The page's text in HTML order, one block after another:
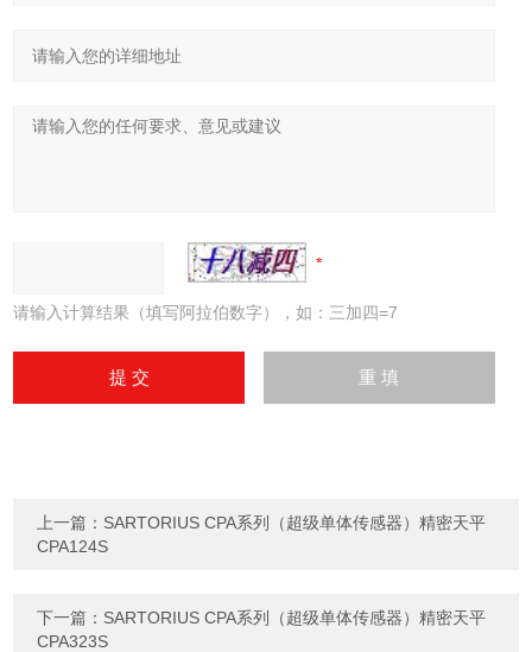
请输入计算结果（填写阿拉伯数字），如：三加四=7
上一篇： SARTORIUS CPA系列（超级单体传感器）精密天平
CPA124S
下一篇： SARTORIUS CPA系列（超级单体传感器）精密天平
CPA323S